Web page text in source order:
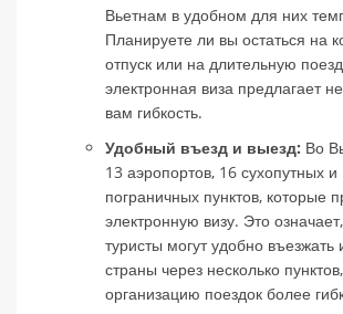
Вьетнам в удобном для них
Планируете ли вы остаться на
отпуск или на длительную
электронная виза предлагает
вам гибкость.
Удобный въезд и выезд: Во
13 аэропортов, 16 сухопутных
пограничных пунктов, которые
электронную визу. Это
туристы могут удобно въезжать
страны через несколько
организацию поездок более